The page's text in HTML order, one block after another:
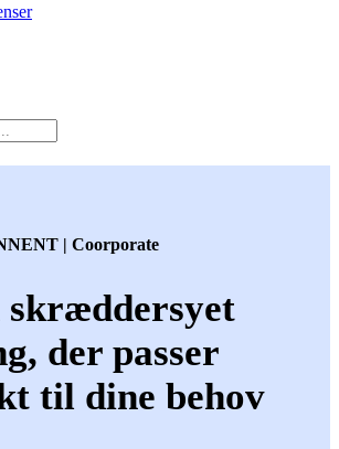
| Coorporate
skræddersyet
der passer
til dine behov